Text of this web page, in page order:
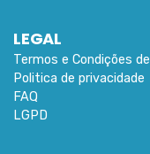
LEGAL
Termos e Condições
Politica de privacidade
FAQ
LGPD